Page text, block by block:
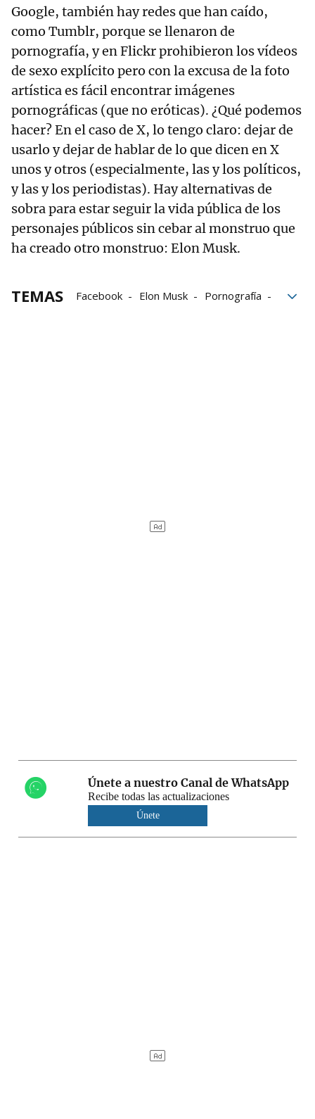
Google, también hay redes que han caído,
como Tumblr, porque se llenaron de
pornografía, y en Flickr prohibieron los vídeos
de sexo explícito pero con la excusa de la foto
artística es fácil encontrar imágenes
pornográficas (que no eróticas). ¿Qué podemos
hacer? En el caso de X, lo tengo claro: dejar de
usarlo y dejar de hablar de lo que dicen en X
unos y otros (especialmente, las y los políticos,
y las y los periodistas). Hay alternativas de
sobra para estar seguir la vida pública de los
personajes públicos sin cebar al monstruo que
ha creado otro monstruo: Elon Musk.
TEMAS Facebook Elon Musk
Pornografía
Únete a nuestro Canal de WhatsApp
Recibe todas las actualizaciones
Únete